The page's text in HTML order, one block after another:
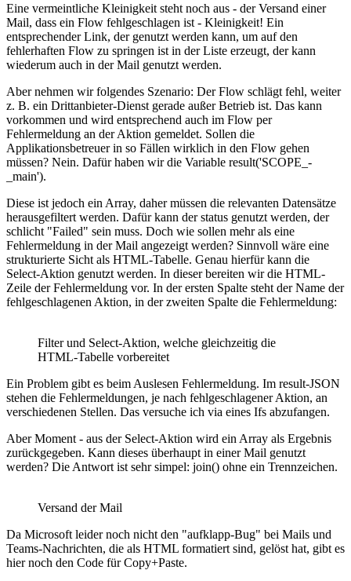
Eine vermeintliche Kleinigkeit steht noch aus - der Versand einer
Mail, dass ein Flow fehlgeschlagen ist - Kleinigkeit! Ein
entsprechender Link, der genutzt werden kann, um auf den
fehlerhaften Flow zu springen ist in der Liste erzeugt, der kann
wiederum auch in der Mail genutzt werden.
Aber nehmen wir folgendes Szenario: Der Flow schlägt fehl, weiter
z. B. ein Drittanbieter-Dienst gerade außer Betrieb ist. Das kann
vorkommen und wird entsprechend auch im Flow per
Fehlermeldung an der Aktion gemeldet. Sollen die
Applikationsbetreuer in so Fällen wirklich in den Flow gehen
müssen? Nein. Dafür haben wir die Variable result('SCOPE_-
_main').
Diese ist jedoch ein Array, daher müssen die relevanten Datensätze
herausgefiltert werden. Dafür kann der status genutzt werden, der
schlicht "Failed" sein muss. Doch wie sollen mehr als eine
Fehlermeldung in der Mail angezeigt werden? Sinnvoll wäre eine
strukturierte Sicht als HTML-Tabelle. Genau hierfür kann die
Select-Aktion genutzt werden. In dieser bereiten wir die HTML-
Zeile der Fehlermeldung vor. In der ersten Spalte steht der Name der
fehlgeschlagenen Aktion, in der zweiten Spalte die Fehlermeldung:
Filter und Select-Aktion, welche gleichzeitig die
HTML-Tabelle vorbereitet
Ein Problem gibt es beim Auslesen Fehlermeldung. Im result-JSON
stehen die Fehlermeldungen, je nach fehlgeschlagener Aktion, an
verschiedenen Stellen. Das versuche ich via eines Ifs abzufangen.
Aber Moment - aus der Select-Aktion wird ein Array als Ergebnis
zurückgegeben. Kann dieses überhaupt in einer Mail genutzt
werden? Die Antwort ist sehr simpel: join() ohne ein Trennzeichen.
Versand der Mail
Da Microsoft leider noch nicht den "aufklapp-Bug" bei Mails und
Teams-Nachrichten, die als HTML formatiert sind, gelöst hat, gibt es
hier noch den Code für Copy+Paste.